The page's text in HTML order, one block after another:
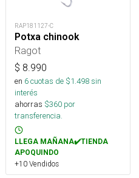
RAP181127-C
Potxa chinook
Ragot
$ 8.990
en 6cuotas de $1.498sin
interés
ahorras $360 por
transferencia.
LLEGA MAÑANA✔️TIENDA
APOQUINDO
+10 Vendidos